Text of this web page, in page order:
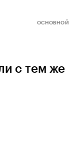
ОСНОВНОЙ
с тем же